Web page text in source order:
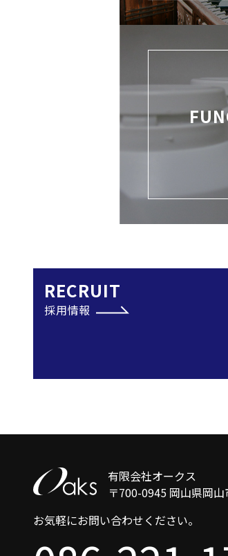
RECRUIT
採用情報
有限会社オークス
〒700-0945 岡山県岡
お気軽にお問い合わせください。